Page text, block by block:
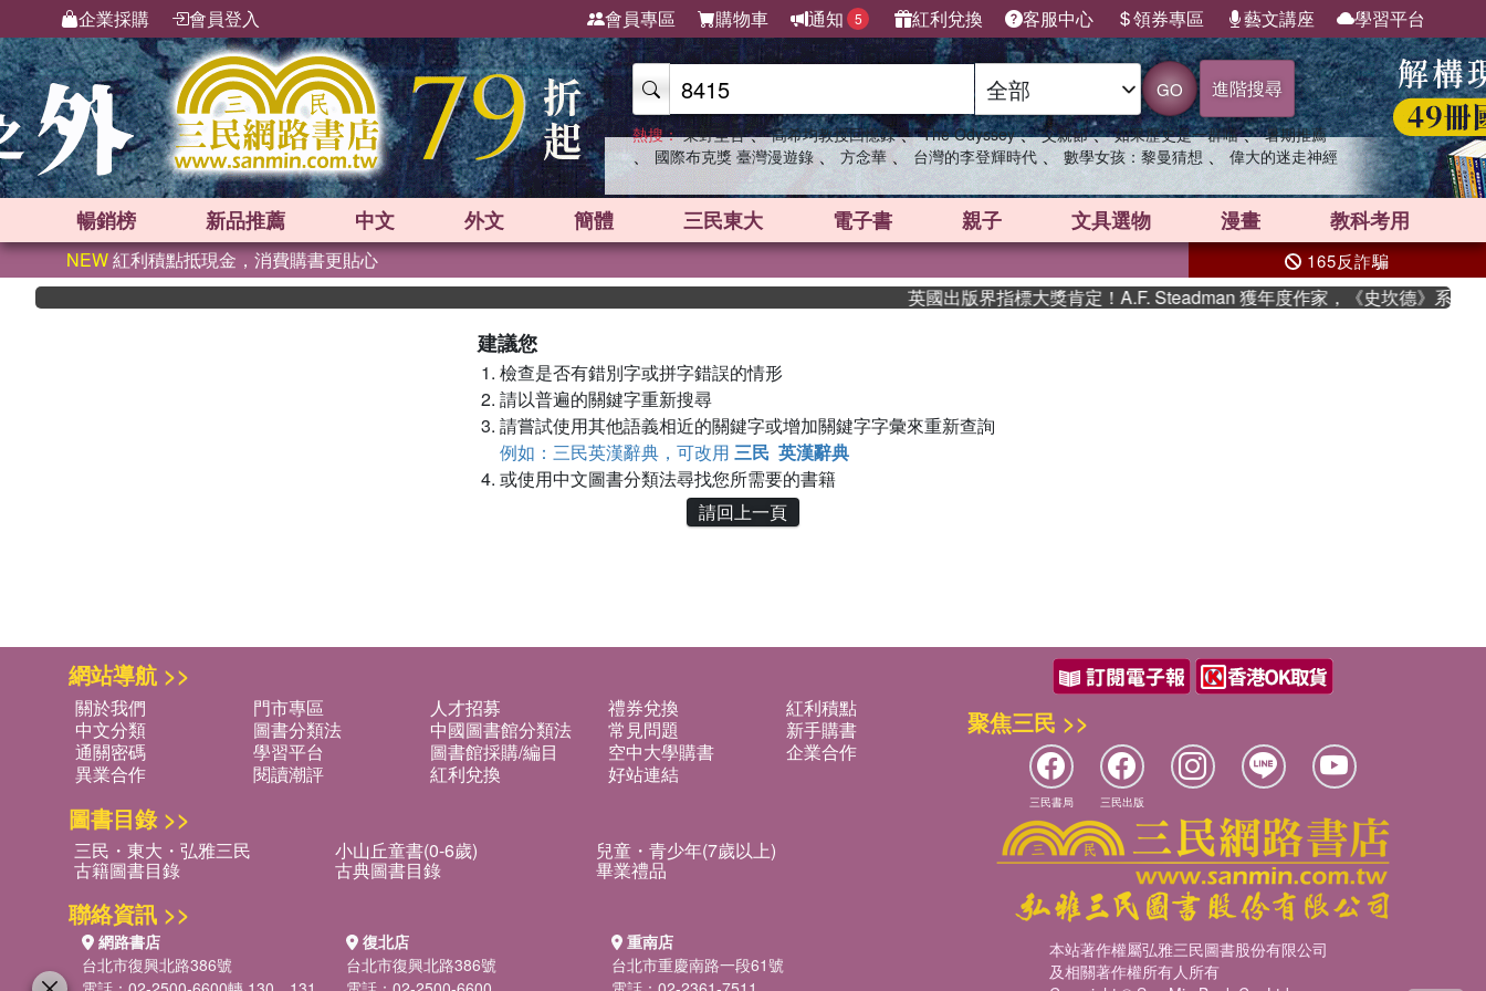
企業採購 會員登入 會員專區 購物車 通知 5 紅利兌換 客服中心 領券專區 藝文講座 學習平台
GO 進階搜尋
熱搜： 東野圭吾 、 高希均教授回憶錄 、 The Odyssey 、 父親節 、 如果歷史是一群喵 、 暑期推薦
、 國際布克獎 臺灣漫遊錄 、 方念華 、 台灣的李登輝時代 、 數學女孩：黎曼猜想 、 偉大的迷走神經
暢銷榜 新品推薦 中文 外文 簡體 三民東大 電子書 親子 文具選物 漫畫 教科考用
NEW紅利積點抵現金，消費購書更貼心 165反詐騙
英國出版界指標大獎肯定！A.F. Steadman 獲年度作家，《史坎德》系列帶
建議您
檢查是否有錯別字或拼字錯誤的情形
請以普遍的關鍵字重新搜尋
請嘗試使用其他語義相近的關鍵字或增加關鍵字字彙來重新查詢
例如：三民英漢辭典，可改用 三民 英漢辭典
或使用中文圖書分類法尋找您所需要的書籍
請回上一頁
網站導航 >>
關於我們 門市專區 人才招募 禮券兌換
紅利積點
中文分類
圖書分類法 中國圖書館分類法 常見問題
新手購書
通關密碼
學習平台 圖書館採購/編目 空中大學購書
企業合作
異業合作
閱讀潮評 紅利兌換 好站連結
圖書目錄 >>
三民・東大・弘雅三民 小山丘童書(0-6歲) 兒童・青少年(7歲以上)
古籍圖書目錄 古典圖書目錄 畢業禮品
聯絡資訊 >>
網路書店
台北市復興北路386號
復北店
台北市復興北路386號
重南店
台北市重慶南路一段61號
聚焦三民 >>
三民書局 三民出版
本站著作權屬弘雅三民圖書股份有限公司
及相關著作權所有人所有